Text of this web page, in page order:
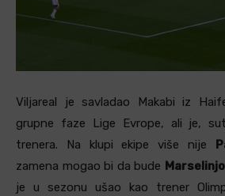
Viljareal je savladao Makabi iz
grupne faze Lige Evrope, ali je,
trenera. Na klupi ekipe više nije
zamena mogao bi da bude
je u sezonu ušao kao trener